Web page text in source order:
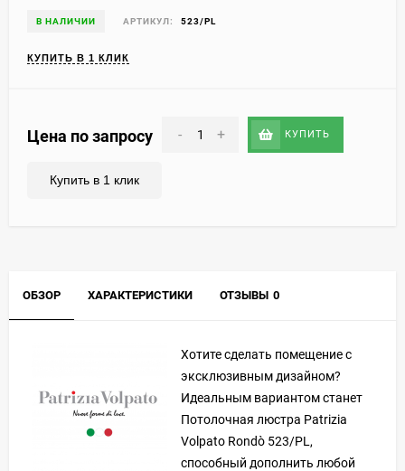
В НАЛИЧИИ АРТИКУЛ: 523/PL
КУПИТЬ В 1 КЛИК
Цена по запросу - + КУПИТЬ
Купить в 1 клик
ОБЗОР ХАРАКТЕРИСТИКИ ОТЗЫВЫ 0
Хотите сделать помещение с
эксклюзивным дизайном?
Идеальным вариантом станет
Потолочная люстра Patrizia
Volpato Rondò 523/PL,
способный дополнить любой